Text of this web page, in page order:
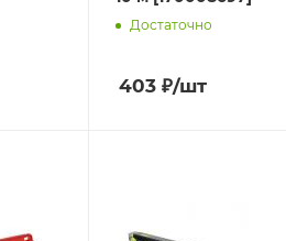
Достаточно
403₽/шт